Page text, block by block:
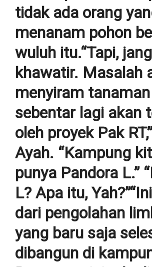
tidak ada orang
menanam pohon
wuluh itu.“Tapi,
khawatir. Masalah
menyiram tanaman
sebentar lagi akan
oleh proyek Pak
Ayah. “Kampung
punya Pandora L.”
L? Apa itu,
dari pengolahan
yang baru saja
dibangun di